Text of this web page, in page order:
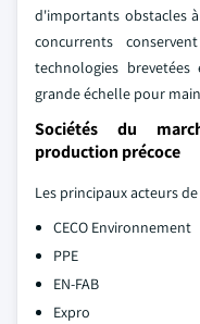
d'importants obstacles
concurrents
technologies
grande échelle pour
Sociétés du
production précoce
Les principaux acteurs
CECO Environnement
PPE
EN-FAB
Expro